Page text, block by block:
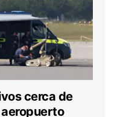
cerca de